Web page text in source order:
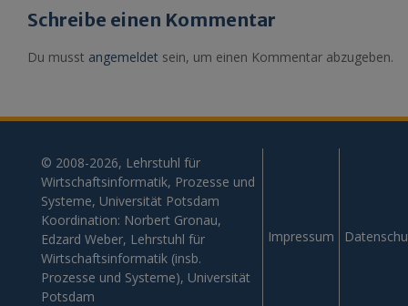
Schreibe einen Kommentar
Du musst angemeldet sein, um einen Kommentar abzugeben.
© 2008-2026, Lehrstuhl für
Wirtschaftsinformatik, Prozesse und
Systeme, Universität Potsdam
Koordination: Norbert Gronau,
Edzard Weber, Lehrstuhl für
Wirtschaftsinformatik (insb.
Prozesse und Systeme), Universität
Potsdam
Impressum